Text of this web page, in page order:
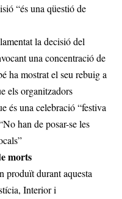
“és una qüestió de
la decisió del
una concentració de
ha mostrat el seu rebuig a
els organitzadors
és una celebració “festiva
han de posar-se les
morts
produït durant aquesta
Interior i